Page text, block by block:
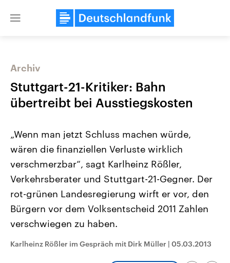
Close
Landtagswahl Sachsen-Anhalt
Alle Informationen
Sachsen-Anhalt wählt am 6.
September 2026 einen neuen
Landtag. Seit 2021 wird das
Bundesland von einer Koalition aus
Umfragen, Prognosen,
und Hintergründe zu den Parteien
USA
Hintergründe
Wirtschaftlich und
gehören die Vereinigten
Podcasts
Archiv
Stuttgart-21-Kritiker: Bahn
übertreibt bei Ausstiegskosten
„Wenn man jetzt Schluss machen würde,
wären die finanziellen Verluste wirklich
verschmerzbar“, sagt Karlheinz Rößler,
Verkehrsberater und Stuttgart-21-Gegner. Der
rot-grünen Landesregierung wirft er vor, den
Bürgern vor dem Volksentscheid 2011 Zahlen
verschwiegen zu haben.
Karlheinz Rößler im Gespräch mit Dirk Müller | 05.03.2013